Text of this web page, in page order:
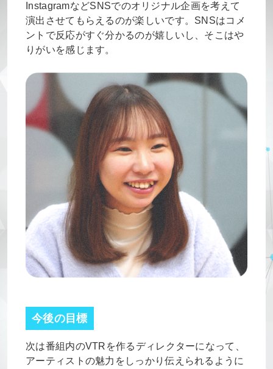
InstagramなどSNSでのオリジナル企画を考えて
演出させてもらえるのが楽しいです。SNSはコメ
ントで反応がすぐ分かるのが嬉しいし、そこはや
りがいを感じます。
今後の目標
次は番組内のVTRを作るディレクターになって、
アーティストの魅力をしっかり伝えられるように